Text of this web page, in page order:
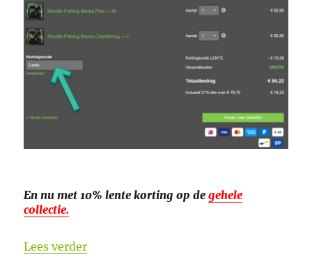
En nu met 10% lente korting op degehele
collectie.
Lees verder“10% Lente korting bij Hotspot Design